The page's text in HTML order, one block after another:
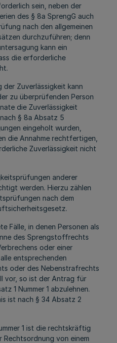
sein, neben der
des § 8a SprengG auch
nach den allgemeinen
durchzuführen; denn
kann ein
die erforderliche
der Zuverlässigkeit kann
zu überprüfenden Person
die Zuverlässigkeit
§ 8a Absatz 5
eingeholt wurden,
die Annahme rechtfertigen,
Zuverlässigkeit nicht
anderer
werden. Hierzu zählen
nach dem
Fälle, in denen Personen als
des Sprengstoffrechts
oder einer
entsprechenden
oder des Nebenstrafrechts
vor, so ist der Antrag für
1 Nummer 1 abzulehnen.
ist nach § 34 Absatz 2
1 ist die rechtskräftig
von einem